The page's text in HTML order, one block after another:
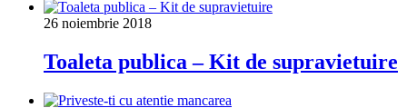
26 noiembrie 2018
Toaleta publica – Kit de supravietuire